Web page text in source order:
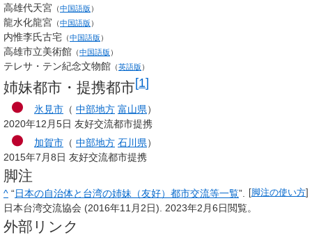
高雄代天宮 （中国語版 ）
龍水化龍宮 （中国語版 ）
内惟李氏古宅 （中国語版 ）
高雄市立美術館 （中国語版 ）
テレサ・テン紀念文物館 （英語版 ）
姉妹都市・提携都市[1]
氷見市 （ 中部地方 富山県）
2020年12月5日 友好交流都市提携
加賀市 （ 中部地方 石川県）
2015年7月8日 友好交流都市提携
脚注
[脚注の使い方]
^ “日本の自治体と台湾の姉妹（友好）都市交流等一覧”.
日本台湾交流協会 (2016年11月2日). 2023年2月6日閲覧。
外部リンク